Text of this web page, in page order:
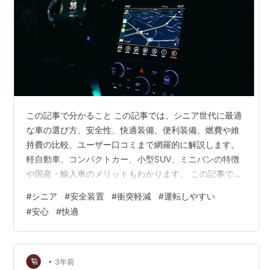
この記事で分かること この記事では、シニア世代に最適
な車の選び方、安全性、快適装備、便利装備、燃費や維
持費の比較、ユーザー口コミまで網羅的に解説します。
軽自動車、コンパクトカー、小型SUV、ミニバンの特徴
や国産・輸入車のメリットもわかります。 この記事で分
産おすすめ車種と特徴 1. ホンダ N-BOX（軽自動車） 2.
トヨタ ヤリス（コンパクトカー） 3. スズキ ハスラー
（軽SUV） 4. トヨタ シエンタ（小型ミニバン） 車種別
装備比較表（シニア向けポイント） 維持費・燃費シミュ
レーション例（年間目安） シニアに人気の理由・口コミ
#シニア #安全装置 #衝突軽減 #運転しやすい
#安心 #快適
• 3年前